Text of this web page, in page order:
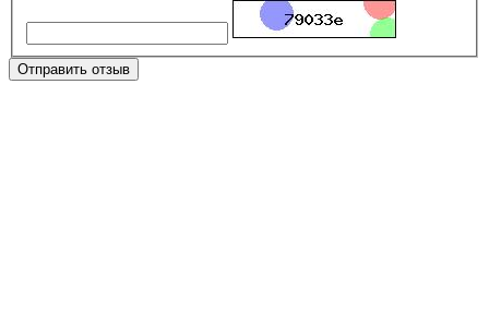
Отправить отзыв